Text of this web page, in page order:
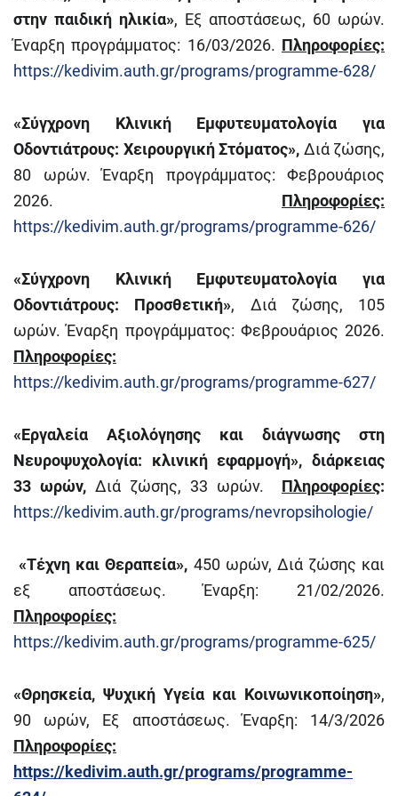
στην παιδική ηλικία», Εξ αποστάσεως, 60 ωρών.
Έναρξη προγράμματος: 16/03/2026. Πληροφορίες:
https://kedivim.auth.gr/programs/programme-628/
«Σύγχρονη Κλινική Εμφυτευματολογία για
Οδοντιάτρους: Χειρουργική Στόματος», Διά ζώσης,
80 ωρών. Έναρξη προγράμματος: Φεβρουάριος
2026. Πληροφορίες:
https://kedivim.auth.gr/programs/programme-626/
«Σύγχρονη Κλινική Εμφυτευματολογία για
Οδοντιάτρους: Προσθετική», Διά ζώσης, 105
ωρών. Έναρξη προγράμματος: Φεβρουάριος 2026.
Πληροφορίες:
https://kedivim.auth.gr/programs/programme-627/
«Εργαλεία Αξιολόγησης και διάγνωσης στη
Νευροψυχολογία: κλινική εφαρμογή», διάρκειας
33 ωρών, Διά ζώσης, 33 ωρών. Πληροφορίες:
https://kedivim.auth.gr/programs/nevropsihologie/
«Τέχνη και Θεραπεία», 450 ωρών, Διά ζώσης και
εξ αποστάσεως. Έναρξη: 21/02/2026.
Πληροφορίες:
https://kedivim.auth.gr/programs/programme-625/
«Θρησκεία, Ψυχική Υγεία και Κοινωνικοποίηση»,
90 ωρών, Εξ αποστάσεως. Έναρξη: 14/3/2026
Πληροφορίες:
https://kedivim.auth.gr/programs/programme-